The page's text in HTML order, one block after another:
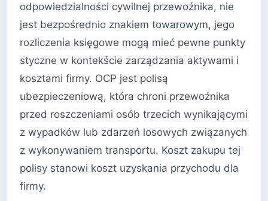
odpowiedzialności cywilnej przewoźnika, nie
jest bezpośrednio znakiem towarowym, jego
rozliczenia księgowe mogą mieć pewne punkty
styczne w kontekście zarządzania aktywami i
kosztami firmy. OCP jest polisą
ubezpieczeniową, która chroni przewoźnika
przed roszczeniami osób trzecich wynikającymi
z wypadków lub zdarzeń losowych związanych
z wykonywaniem transportu. Koszt zakupu tej
polisy stanowi koszt uzyskania przychodu dla
firmy.